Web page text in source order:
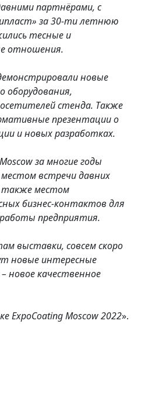
партнёрами, с
за 30-ти летнюю
тесные и
отношения.
новые
оборудования,
стенда. Также
презентации о
и новых разработках.
за многие годы
встречи давних
также местом
бизнес-контактов для
предприятия.
выставки, совсем скоро
новые интересные
новое качественное
ExpoCoating Moscow 2022».